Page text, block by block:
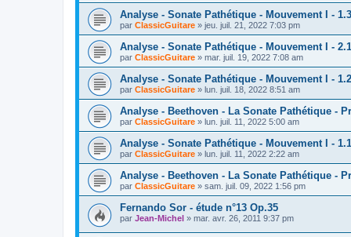
Analyse - Sonate Pathétique - Mouvement I - 1.3
par ClassicGuitare » jeu. juil. 21, 2022 7:03 pm
Analyse - Sonate Pathétique - Mouvement I - 2.1
par ClassicGuitare » mar. juil. 19, 2022 7:08 am
Analyse - Sonate Pathétique - Mouvement I - 1.2
par ClassicGuitare » lun. juil. 18, 2022 8:51 am
Analyse - Beethoven - La Sonate Pathétique -
par ClassicGuitare » lun. juil. 11, 2022 5:00 am
Analyse - Sonate Pathétique - Mouvement I - 1.1
par ClassicGuitare » lun. juil. 11, 2022 2:22 am
Analyse - Beethoven - La Sonate Pathétique -
par ClassicGuitare » sam. juil. 09, 2022 1:56 pm
Fernando Sor - étude n°13 Op.35
par Jean-Michel » mar. avr. 26, 2011 9:37 pm